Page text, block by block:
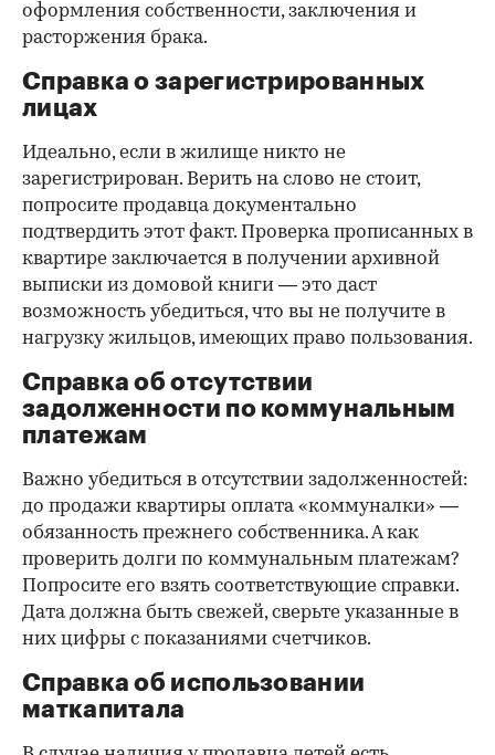
оформления собственности, заключения и
расторжения брака.
Справка о зарегистрированных
лицах
Идеально, если в жилище никто не
зарегистрирован. Верить на слово не стоит,
попросите продавца документально
подтвердить этот факт. Проверка прописанных в
квартире заключается в получении архивной
выписки из домовой книги — это даст
возможность убедиться, что вы не получите в
нагрузку жильцов, имеющих право пользования.
Справка об отсутствии
задолженности по коммунальным
платежам
Важно убедиться в отсутствии задолженностей:
до продажи квартиры оплата «коммуналки» —
обязанность прежнего собственника. А как
проверить долги по коммунальным платежам?
Попросите его взять соответствующие справки.
Дата должна быть свежей, сверьте указанные в
них цифры с показаниями счетчиков.
Справка об использовании
маткапитала